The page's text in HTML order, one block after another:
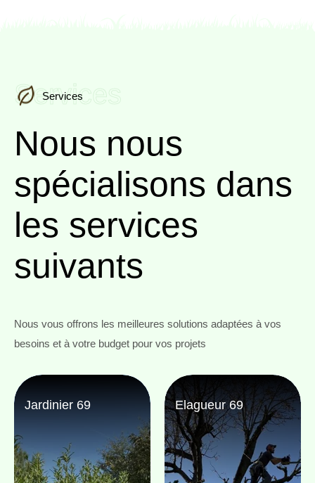
Services
Services
Nous nous
spécialisons dans
les services
suivants
Nous vous offrons les meilleures solutions adaptées à vos
besoins et à votre budget pour vos projets
Jardinier 69 Elagueur 69